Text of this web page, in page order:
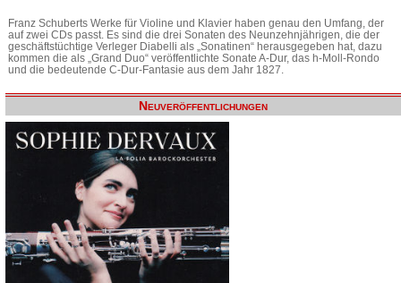
Franz Schuberts Werke für Violine und Klavier haben genau den Umfang, der
auf zwei CDs passt. Es sind die drei Sonaten des Neunzehnjährigen, die der
geschäftstüchtige Verleger Diabelli als „Sonatinen“ herausgegeben hat, dazu
kommen die als „Grand Duo“ veröffentlichte Sonate A-Dur, das h-Moll-Rondo
und die bedeutende C-Dur-Fantasie aus dem Jahr 1827.
Neuveröffentlichungen